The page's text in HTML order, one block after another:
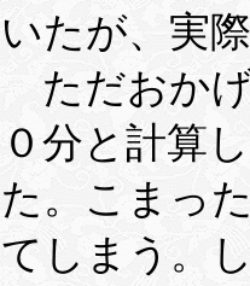
いたが、実
ただおか
０分と計算
た。こまっ
てしまう。